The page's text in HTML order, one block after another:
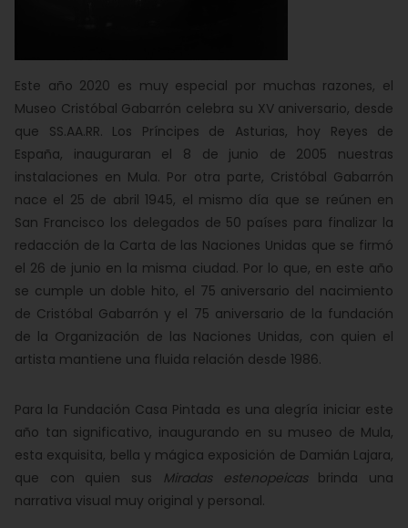
Este año 2020 es muy especial por muchas razones, el
Museo Cristóbal Gabarrón celebra su XV aniversario, desde
que SS.AA.RR. Los Príncipes de Asturias, hoy Reyes de
España, inauguraran el 8 de junio de 2005 nuestras
instalaciones en Mula. Por otra parte, Cristóbal Gabarrón
nace el 25 de abril 1945, el mismo día que se reúnen en
San Francisco los delegados de 50 países para finalizar la
redacción de la Carta de las Naciones Unidas que se firmó
el 26 de junio en la misma ciudad. Por lo que, en este año
se cumple un doble hito, el 75 aniversario del nacimiento
de Cristóbal Gabarrón y el 75 aniversario de la fundación
de la Organización de las Naciones Unidas, con quien el
artista mantiene una fluida relación desde 1986.
Para la Fundación Casa Pintada es una alegría iniciar este
año tan significativo, inaugurando en su museo de Mula,
esta exquisita, bella y mágica exposición de Damián Lajara,
que con quien sus Miradas estenopeicasbrinda una
narrativa visual muy original y personal.